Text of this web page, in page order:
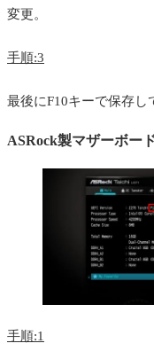
変更。
手順:3
最後にF10キーで保存し
ASRock製マザーボー
手順:1